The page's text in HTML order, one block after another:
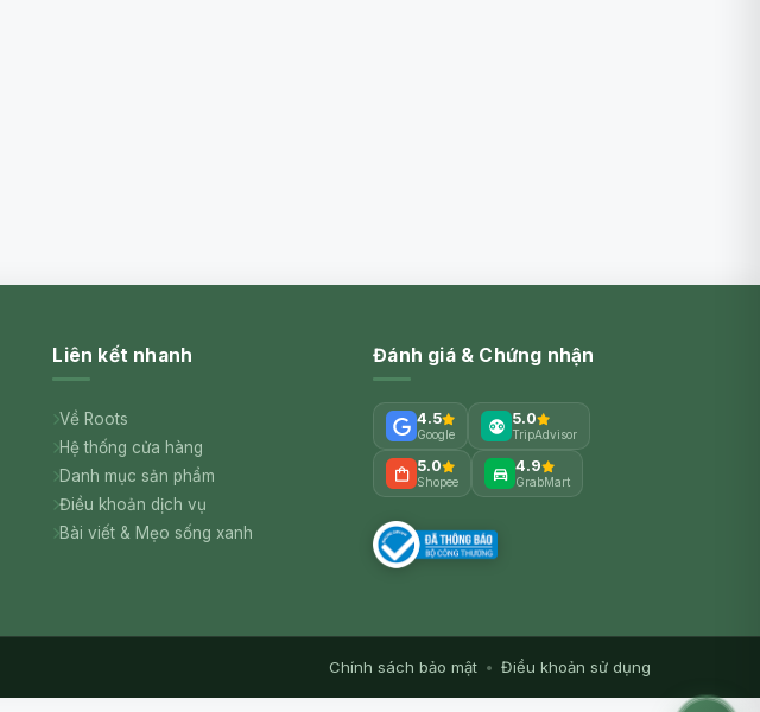
Liên kết nhanh
Về Roots
Hệ thống cửa hàng
Danh mục sản phẩm
Điều khoản dịch vụ
Bài viết & Mẹo sống xanh
Đánh giá & Chứng nhận
4.5
Google
5.0
TripAdvisor
5.0
Shopee
4.9
GrabMart
Chính sách bảo mật • Điều khoản sử dụng